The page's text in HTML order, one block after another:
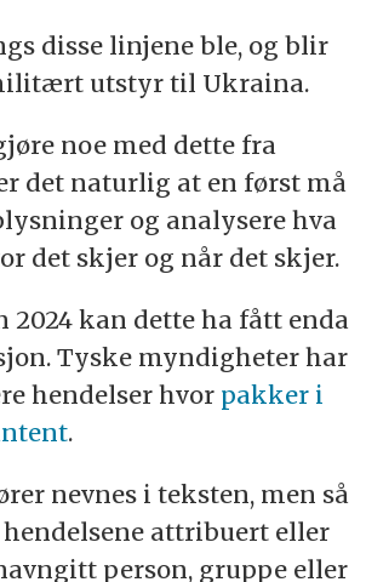
disse linjene ble, og blir
utstyr til Ukraina.
noe med dette fra
det naturlig at en først må
og analysere hva
det skjer og når det skjer.
2024 kan dette ha fått enda
Tyske myndigheter har
hendelser hvor pakker i
.
nevnes i teksten, men så
attribuert eller
person, gruppe eller